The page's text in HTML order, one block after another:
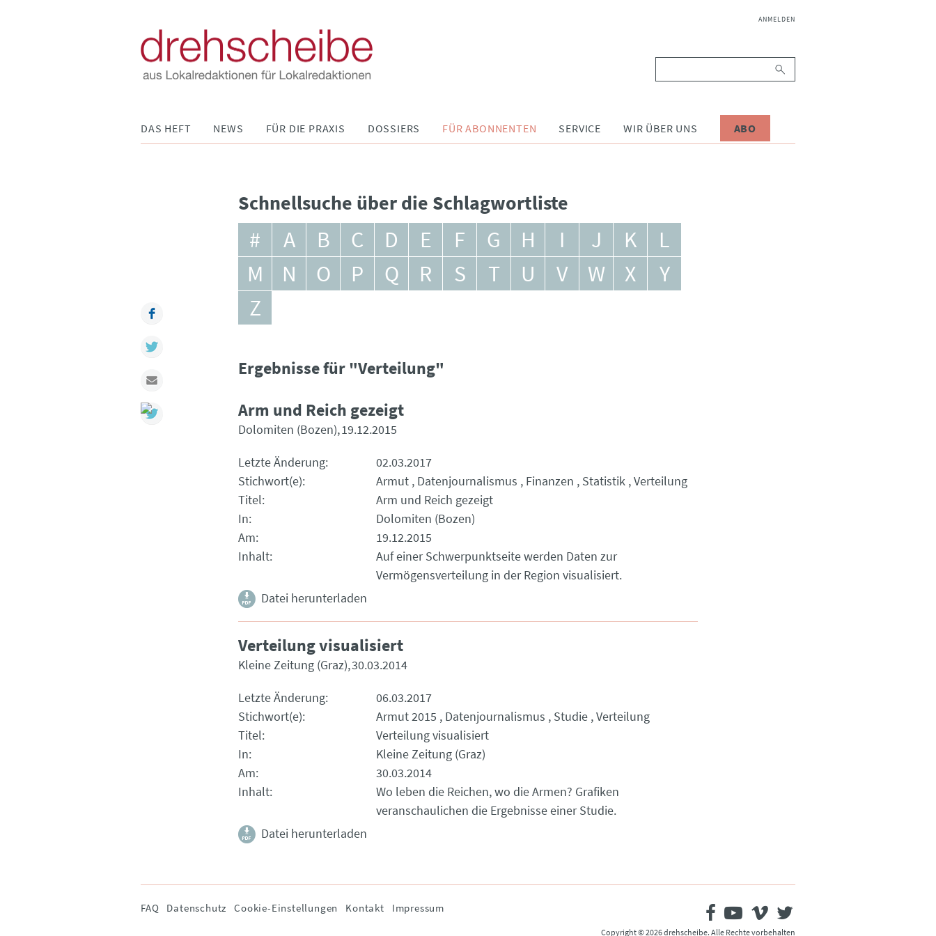
NAVIGATION
ANMELDEN
DAS HEFT NEWS FÜR DIE PRAXIS DOSSIERS FÜR ABONNENTEN SERVICE WIR ÜBER UNS ABO
Schnellsuche über die Schlagwortliste
# A B C D E F G H I J K
L
M
N O P Q R S T U V W X
Y
Z
Ergebnisse für "Verteilung"
Arm und Reich gezeigt
Dolomiten (Bozen) 19.12.2015
Letzte Änderung
02.03.2017
Stichwort(e)
Armut Datenjournalismus Finanzen Statistik Verteilung
Titel
Arm und Reich gezeigt
In
Dolomiten (Bozen)
Am
19.12.2015
Inhalt
Auf einer Schwerpunktseite werden Daten zur
Vermögensverteilung in der Region visualisiert.
Datei herunterladen
Verteilung visualisiert
Kleine Zeitung (Graz) 30.03.2014
Letzte Änderung
06.03.2017
Stichwort(e)
Armut 2015 Datenjournalismus Studie Verteilung
Titel
Verteilung visualisiert
In
Kleine Zeitung (Graz)
Am
30.03.2014
Inhalt
Wo leben die Reichen, wo die Armen? Grafiken
veranschaulichen die Ergebnisse einer Studie.
Datei herunterladen
Navigation
FAQ Datenschutz Cookie-Einstellungen Kontakt Impressum
Copyright © 2026 drehscheibe. Alle Rechte vorbehalten